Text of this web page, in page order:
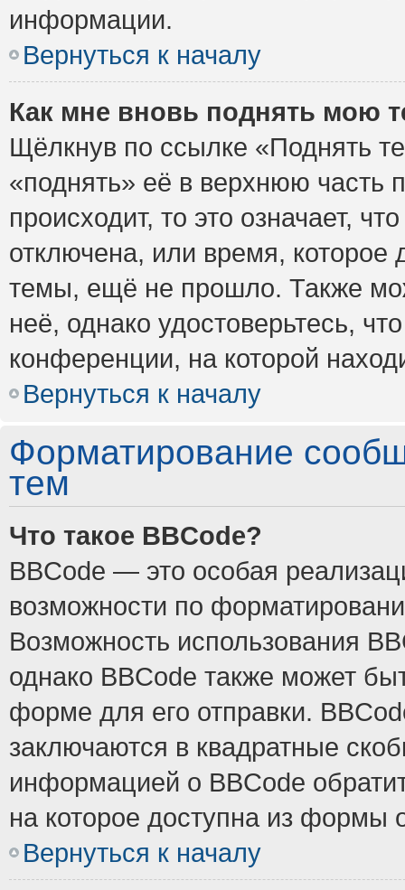
информации.
Вернуться к началу
Как мне вновь поднять мою
Щёлкнув по ссылке «Поднять
«поднять» её в верхнюю часть
происходит, то это означает,
отключена, или время, которое
темы, ещё не прошло. Также
неё, однако удостоверьтесь,
конференции, на которой
Вернуться к началу
Форматирование
тем
Что такое BBCode?
BBCode — это особая
возможности по
Возможность использования
однако BBCode также может
форме для его отправки.
заключаются в квадратные
информацией о BBCode
на которое доступна из формы
Вернуться к началу